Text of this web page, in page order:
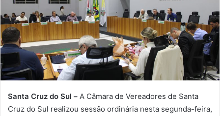
Santa Cruz do Sul – A Câmara de Vereadores de Santa
Cruz do Sul realizou sessão ordinária nesta segunda-feira,